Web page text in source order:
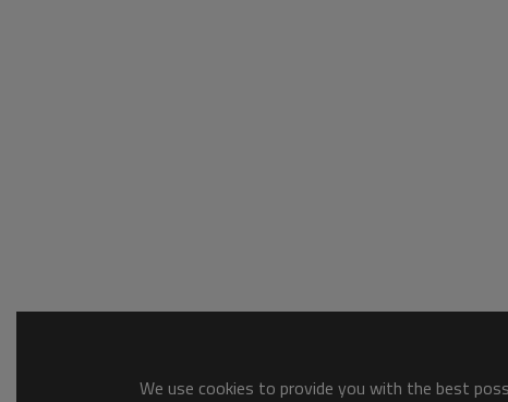
We use cookies to provide you with the best